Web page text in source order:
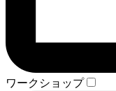
ワークショップ